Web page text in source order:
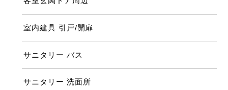
室内建具 引戸/開扉
サニタリー バス
サニタリー 洗面所